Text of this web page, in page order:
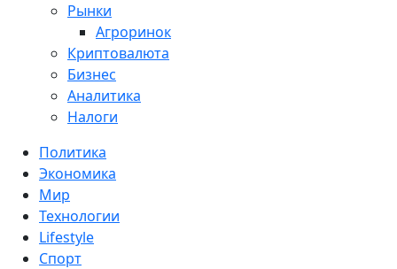
Рынки
Агроринок
Криптовалюта
Бизнес
Аналитика
Налоги
Политика
Экономика
Мир
Технологии
Lifestyle
Спорт